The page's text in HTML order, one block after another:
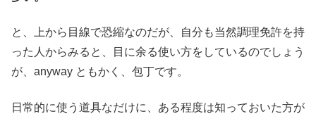
と、上から目線で恐縮なのだが、自分も当然調理免許を持
った人からみると、目に余る使い方をしているのでしょう
が、anyway ともかく、包丁です。
日常的に使う道具なだけに、ある程度は知っておいた方が